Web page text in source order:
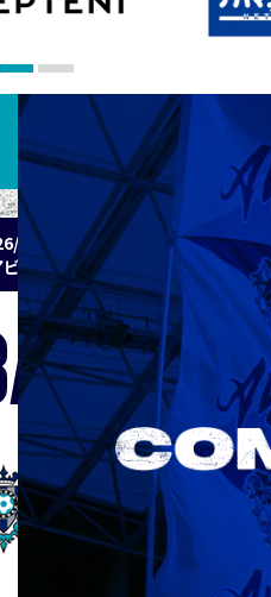
27 明治安田J1リーグ 第2節
ビスパ福岡 vs セレッソ大阪
15Sat. 19:00
VS